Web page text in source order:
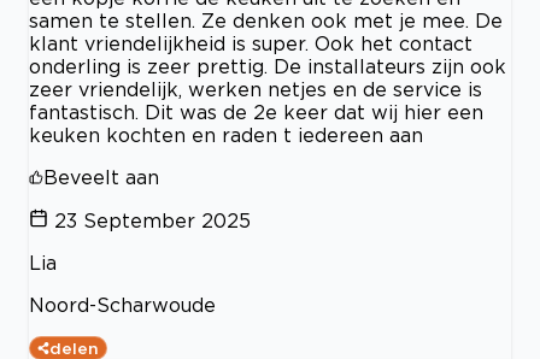
samen te stellen. Ze denken ook met je mee. De
klant vriendelijkheid is super. Ook het contact
onderling is zeer prettig. De installateurs zijn ook
zeer vriendelijk, werken netjes en de service is
fantastisch. Dit was de 2e keer dat wij hier een
keuken kochten en raden t iedereen aan
Beveelt aan
23 September 2025
Lia
Noord-Scharwoude
delen